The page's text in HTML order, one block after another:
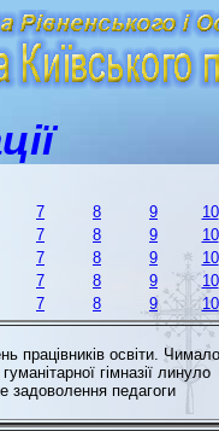
7 8 9
10
7 8 9
10
7 8 9
10
7 8 9
10
7 8 9
10
працівників освіти. Чимало
гімназії линуло
задоволення педагоги